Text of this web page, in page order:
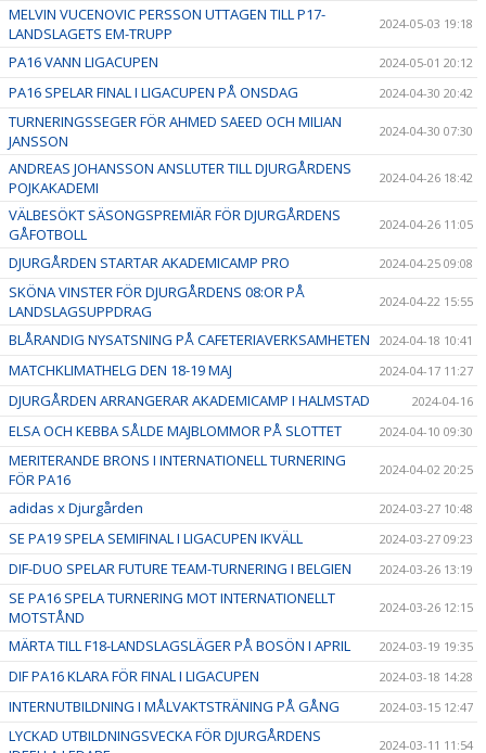
MELVIN VUCENOVIC PERSSON UTTAGEN TILL P17-
LANDSLAGETS EM-TRUPP
2024-05-03 19:18
PA16 VANN LIGACUPEN 2024-05-01 20:12
PA16 SPELAR FINAL I LIGACUPEN PÅ ONSDAG 2024-04-30 20:42
TURNERINGSSEGER FÖR AHMED SAEED OCH MILIAN
JANSSON
2024-04-30 07:30
ANDREAS JOHANSSON ANSLUTER TILL DJURGÅRDENS
POJKAKADEMI
2024-04-26 18:42
VÄLBESÖKT SÄSONGSPREMIÄR FÖR DJURGÅRDENS
GÅFOTBOLL
2024-04-26 11:05
DJURGÅRDEN STARTAR AKADEMICAMP PRO 2024-04-25 09:08
SKÖNA VINSTER FÖR DJURGÅRDENS 08:OR PÅ
LANDSLAGSUPPDRAG
2024-04-22 15:55
BLÅRANDIG NYSATSNING PÅ CAFETERIAVERKSAMHETEN 2024-04-18 10:41
MATCHKLIMATHELG DEN 18-19 MAJ 2024-04-17 11:27
DJURGÅRDEN ARRANGERAR AKADEMICAMP I HALMSTAD 2024-04-16
ELSA OCH KEBBA SÅLDE MAJBLOMMOR PÅ SLOTTET 2024-04-10 09:30
MERITERANDE BRONS I INTERNATIONELL TURNERING
FÖR PA16
2024-04-02 20:25
adidas x Djurgården 2024-03-27 10:48
SE PA19 SPELA SEMIFINAL I LIGACUPEN IKVÄLL 2024-03-27 09:23
DIF-DUO SPELAR FUTURE TEAM-TURNERING I BELGIEN 2024-03-26 13:19
SE PA16 SPELA TURNERING MOT INTERNATIONELLT
MOTSTÅND
2024-03-26 12:15
MÄRTA TILL F18-LANDSLAGSLÄGER PÅ BOSÖN I APRIL 2024-03-19 19:35
DIF PA16 KLARA FÖR FINAL I LIGACUPEN 2024-03-18 14:28
INTERNUTBILDNING I MÅLVAKTSTRÄNING PÅ GÅNG 2024-03-15 12:47
LYCKAD UTBILDNINGSVECKA FÖR DJURGÅRDENS
2024-03-11 11:54